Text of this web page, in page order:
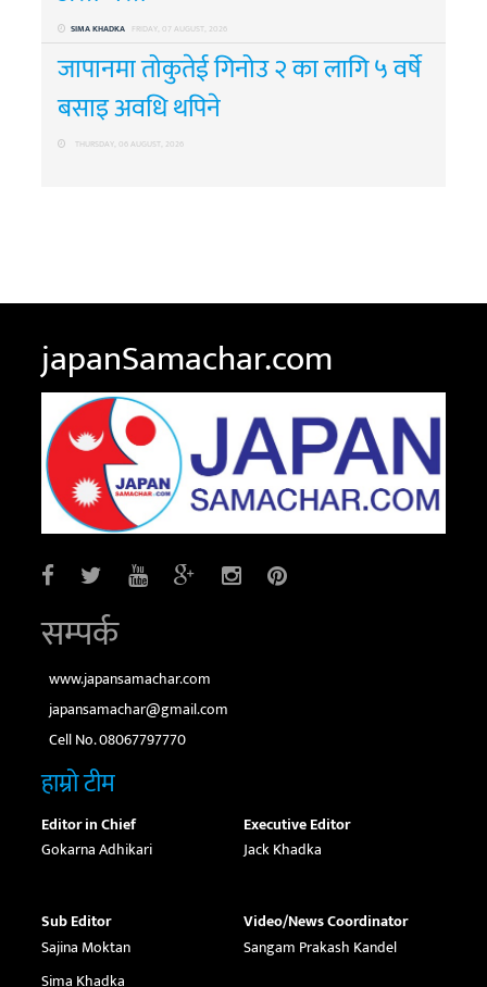
SIMA KHADKA FRIDAY, 07 AUGUST, 2026
जापानमा तोकुतेई गिनोउ २ का लागि ५ वर्षे
बसाइ अवधि थपिने
THURSDAY, 06 AUGUST, 2026
japanSamachar.com
सम्पर्क
www.japansamachar.com
japansamachar@gmail.com
Cell No. 08067797770
हाम्रो टीम
Editor in Chief
Gokarna Adhikari
Sub Editor
Sajina Moktan
Sima Khadka
Executive Editor
Jack Khadka
Video/News Coordinator
Sangam Prakash Kandel